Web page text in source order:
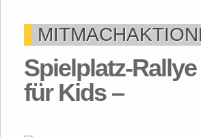
Spielplatz-
für Kids –